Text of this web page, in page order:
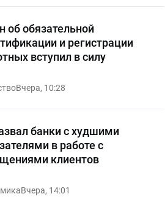
об обязательной
и регистрации
вступил в силу
Вчера, 10:28
банки с худшими
в работе с
клиентов
Вчера, 14:01